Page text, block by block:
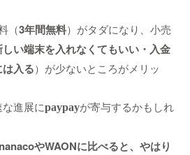
（3年間無料）がタダになり、小売
い端末を入れなくてもいい・入金
入る）が少ないところがメリッ
進展にpaypayが寄与するかもしれ
やWAONに比べると、やはり